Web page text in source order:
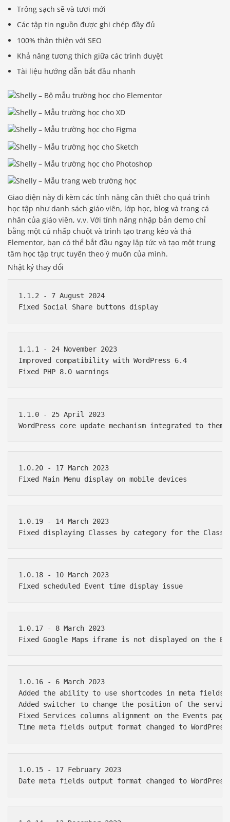
Trông sạch sẽ và tươi mới
Các tập tin nguồn được ghi chép đầy đủ
100% thân thiện với SEO
Khả năng tương thích giữa các trình duyệt
Tài liệu hướng dẫn bắt đầu nhanh
Giao diện này đi kèm các tính năng cần thiết cho quá trình
học tập như danh sách giáo viên, lớp học, blog và trang cá
nhân của giáo viên, v.v. Với tính năng nhập bản demo chỉ
bằng một cú nhấp chuột và trình tạo trang kéo và thả
Elementor, bạn có thể bắt đầu ngay lập tức và tạo một trung
tâm học tập trực tuyến theo ý muốn của mình.
Nhật ký thay đổi
1.1.2 - 7 August 2024
1.1.1 - 24 November 2023
Improved compatibility with WordPress 6.4
1.1.0 - 25 April 2023
1.0.20 - 17 March 2023
1.0.19 - 14 March 2023
1.0.18 - 10 March 2023
1.0.17 - 8 March 2023
1.0.16 - 6 March 2023
Added the ability to use shortcodes in meta fields
Added switcher to change the position of the
Fixed Services columns alignment on the Events
1.0.15 - 17 February 2023